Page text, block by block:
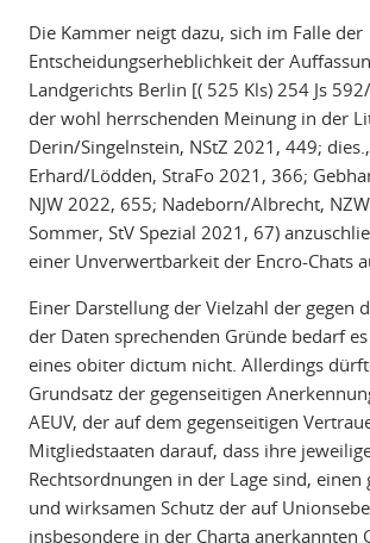
Die Kammer neigt dazu, sich im Falle der
Entscheidungserheblichkeit der
Landgerichts Berlin [( 525 Kls) 254 Js
der wohl herrschenden Meinung in der
Derin/Singelnstein, NStZ 2021, 449;
Erhard/Lödden, StraFo 2021, 366;
NJW 2022, 655; Nadeborn/Albrecht,
Sommer, StV Spezial 2021, 67)
einer Unverwertbarkeit der Encro-Chats
Einer Darstellung der Vielzahl der gegen
der Daten sprechenden Gründe bedarf
eines obiter dictum nicht. Allerdings
Grundsatz der gegenseitigen
AEUV, der auf dem gegenseitigen
Mitgliedstaaten darauf, dass ihre
Rechtsordnungen in der Lage sind, einen
und wirksamen Schutz der auf
insbesondere in der Charta anerkannten